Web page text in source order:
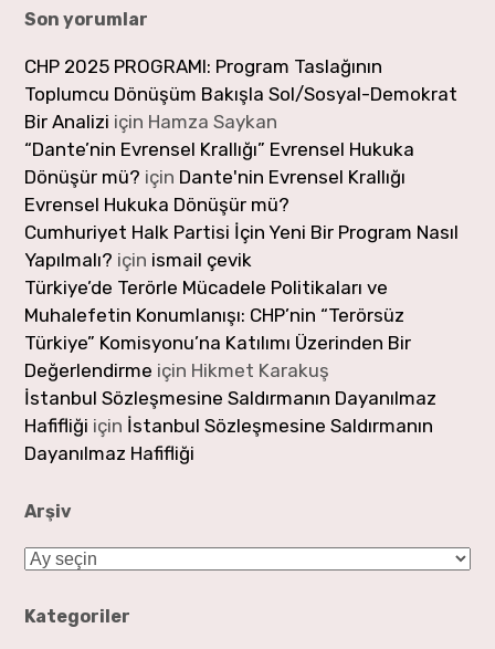
Son yorumlar
CHP 2025 PROGRAMI: Program Taslağının
Toplumcu Dönüşüm Bakışla Sol/Sosyal-Demokrat
Bir Analizi için Hamza Saykan
“Dante’nin Evrensel Krallığı” Evrensel Hukuka
Dönüşür mü? için Dante'nin Evrensel Krallığı
Evrensel Hukuka Dönüşür mü?
Cumhuriyet Halk Partisi İçin Yeni Bir Program Nasıl
Yapılmalı? için ismail çevik
Türkiye’de Terörle Mücadele Politikaları ve
Muhalefetin Konumlanışı: CHP’nin “Terörsüz
Türkiye” Komisyonu’na Katılımı Üzerinden Bir
Değerlendirme için Hikmet Karakuş
İstanbul Sözleşmesine Saldırmanın Dayanılmaz
Hafifliği için İstanbul Sözleşmesine Saldırmanın
Dayanılmaz Hafifliği
Arşiv
Arşiv
Kategoriler